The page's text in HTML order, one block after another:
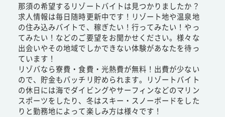
那須の希望するリゾートバイトは見つかりましたか？
求人情報は毎日随時更新中です！リゾート地や温泉地
の住み込みバイトで、稼ぎたい！行ってみたい！やっ
てみたい！などのご要望をお聞かせください。様々な
出会いやその地域でしかできない体験があなたを待っ
ています！
リゾバなら寮費・食費・光熱費が無料！出費が少ない
ので、貯金もバッチリ貯められます。リゾートバイト
の休日には海でダイビングやサーフィンなどのマリン
スポーツをしたり、冬はスキー・スノーボードをした
りと勤務地によって楽しみ方は様々です！